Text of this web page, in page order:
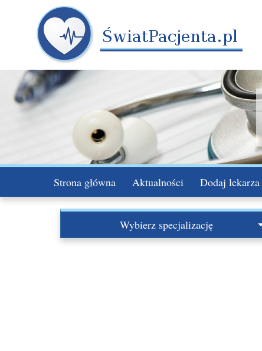
Strona główna Aktualności Dodaj lekarza
Wybierz specjalizację